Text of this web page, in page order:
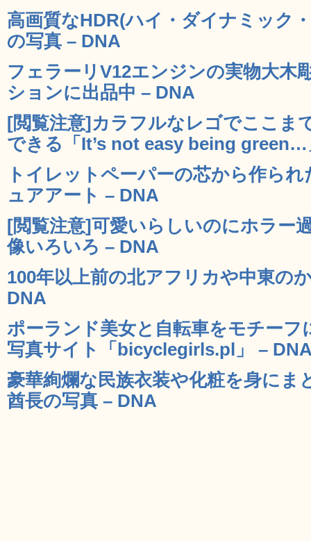
高画質なHDR(ハイ・ダイナミック
の写真 – DNA
フェラーリV12エンジンの実物大木
ションに出品中 – DNA
[閲覧注意]カラフルなレゴでここま
できる「It’s not easy being green…
トイレットペーパーの芯から作ら
ュアアート – DNA
[閲覧注意]可愛いらしいのにホラー
像いろいろ – DNA
100年以上前の北アフリカや中東の
DNA
ポーランド美女と自転車をモチー
写真サイト「bicyclegirls.pl」 –
豪華絢爛な民族衣装や化粧を身にま
酋長の写真 – DNA